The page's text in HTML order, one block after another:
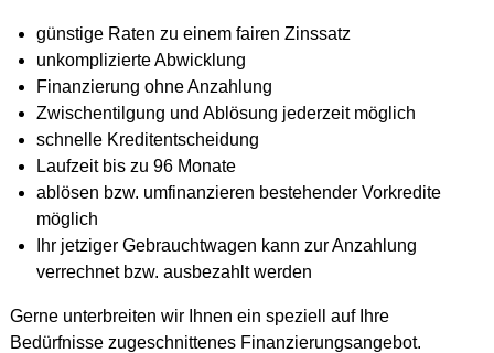
günstige Raten zu einem fairen Zinssatz
unkomplizierte Abwicklung
Finanzierung ohne Anzahlung
Zwischentilgung und Ablösung jederzeit möglich
schnelle Kreditentscheidung
Laufzeit bis zu 96 Monate
ablösen bzw. umfinanzieren bestehender Vorkredite
möglich
Ihr jetziger Gebrauchtwagen kann zur Anzahlung
verrechnet bzw. ausbezahlt werden
Gerne unterbreiten wir Ihnen ein speziell auf Ihre
Bedürfnisse zugeschnittenes Finanzierungsangebot.